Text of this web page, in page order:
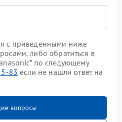
с приведенными ниже
либо обратиться в
по следующему
83 если не нашли ответ на
вопросы